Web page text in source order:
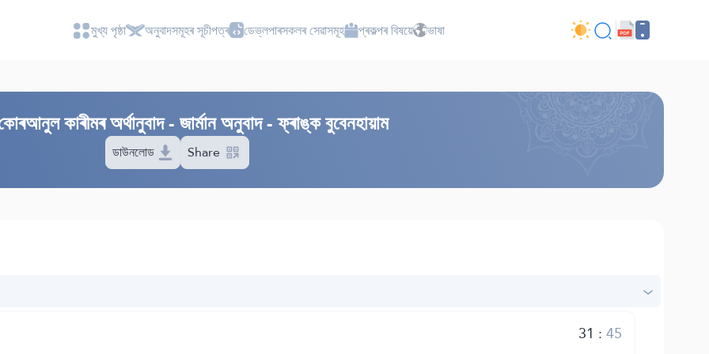
মুখ্য পৃষ্ঠা অনুবাদসমূহৰ সূচীপত্ৰ ডেভ্লপাৰসকলৰ সেৱাসমূহ প্ৰকল্পৰ বিষয়ে ভাষা
কাৰীমৰ অৰ্থানুবাদ - জাৰ্মান অনুবাদ - ফ্ৰাঙ্ক বুবেনহায়াম
ডাউনলোড Share
31 :45